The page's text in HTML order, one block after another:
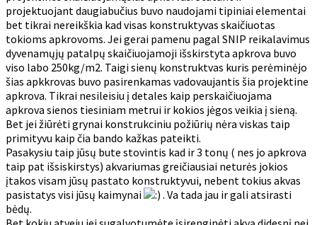
projektuojant daugiabučius buvo naudojami tipiniai elementai
bet tikrai nereikškia kad visas konstruktyvas skaičiuotas
tokioms apkrovoms. Jei gerai pamenu pagal SNIP reikalavimus
dyvenamųjų patalpų skaičiuojamoji išskirstyta apkrova buvo
viso labo 250kg/m2. Taigi sienų konstruktvas kuris perėminėjo
šias apkkrovas buvo pasirenkamas vadovaujantis šia projektine
apkrova. Tikrai nesileisiu į detales kaip perskaičiuojama
apkrova sienos tiesiniam metrui ir kokios jėgos veikia į sieną.
Bet jei žiūrėti grynai konstrukciniu požiūrių nėra viskas taip
primityvu kaip čia bando kažkas pateikti.
Pasakysiu taip jūsų bute stovintis kad ir 3 tonų ( nes jo apkrova
taip pat išsiskirstys) akvariumas greičiausiai neturės jokios
įtakos visam jūsų pastato konstruktyvui, nebent tokius akvas
pasistatys visi jūsų kaimynai
. Va tada jau ir gali atsirasti
bėdų.